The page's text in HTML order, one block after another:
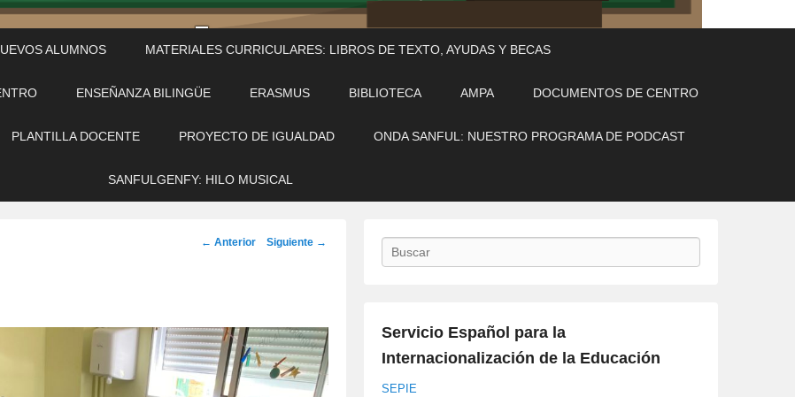
ALUMNOS MATERIALES CURRICULARES: LIBROS DE TEXTO, AYUDAS Y BECAS
ENSEÑANZA BILINGÜE ERASMUS BIBLIOTECA AMPA DOCUMENTOS DE CENTRO
PLANTILLA DOCENTE PROYECTO DE IGUALDAD ONDA SANFUL: NUESTRO PROGRAMA DE PODCAST
SANFULGENFY: HILO MUSICAL
Navegación
← Anterior Siguiente → Buscar
Servicio Español para la
Internacionalización de la Educación
SEPIE